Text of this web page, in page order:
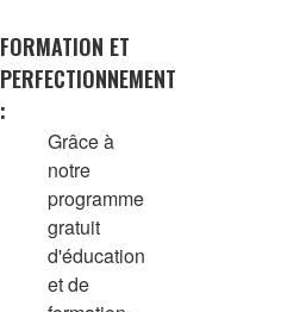
FORMATION ET
PERFECTIONNEMENT
:
Grâce à
notre
programme
gratuit
d'éducation
et de